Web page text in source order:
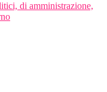
di amministrazione,